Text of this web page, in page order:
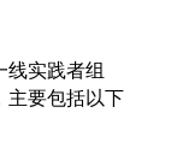
线实践者组
主要包括以下